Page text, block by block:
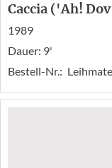
Caccia ('Ah!
1989
Dauer: 9'
Bestell-Nr.: